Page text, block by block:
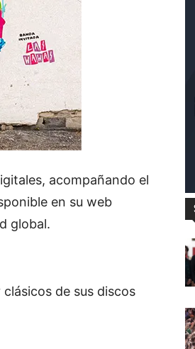
acompañando el
en su web
global.
clásicos de sus discos